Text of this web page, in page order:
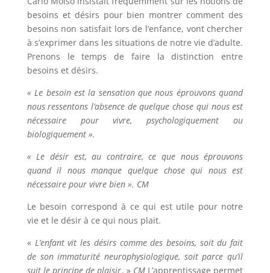
besoins et désirs pour bien montrer comment des
besoins non satisfait lors de l’enfance, vont chercher
à s’exprimer dans les situations de notre vie d’adulte.
Prenons le temps de faire la distinction entre
besoins et désirs.
« Le besoin est la sensation que nous éprouvons quand
nous ressentons l’absence de quelque chose qui nous est
nécessaire pour vivre, psychologiquement ou
biologiquement ».
« Le désir est, au contraire, ce que nous éprouvons
quand il nous manque quelque chose qui nous est
nécessaire pour vivre bien ». CM
Le besoin correspond à ce qui est utile pour notre
vie et le désir à ce qui nous plait.
« L’enfant vit les désirs comme des besoins, soit du fait
de son immaturité neurophysiologique, soit parce qu’il
suit le principe de plaisir. » CM L’apprentissage permet